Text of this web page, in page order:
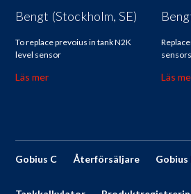
Bengt (Stockholm, SE)
To replace prevoius in tank N2K
level sensor
Läs mer
sensors
Läs
Gobius C Återförsäljare Gobius